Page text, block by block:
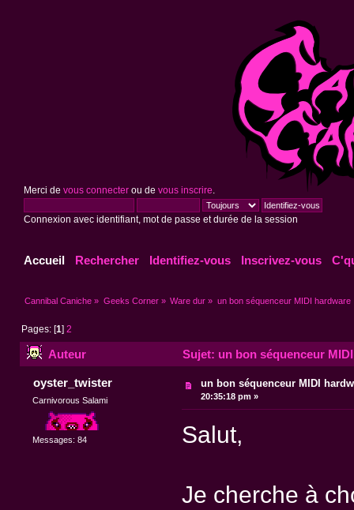
Merci de vous connecterou de vous inscrire
Connexion avec identifiant, mot de passe et durée de la session
Accueil Rechercher Identifiez-vous Inscrivez-vous
Cannibal Caniche » Geeks Corner» Ware dur » un bon séquenceur MIDI hardware
Pages: [1]2
Auteur Sujet: un bon séquenceur
oyster_twister
Carnivorous Salami
Messages: 84
un bon séquenceur MIDI
20:35:18 pm »
Salut,
Je cherche à